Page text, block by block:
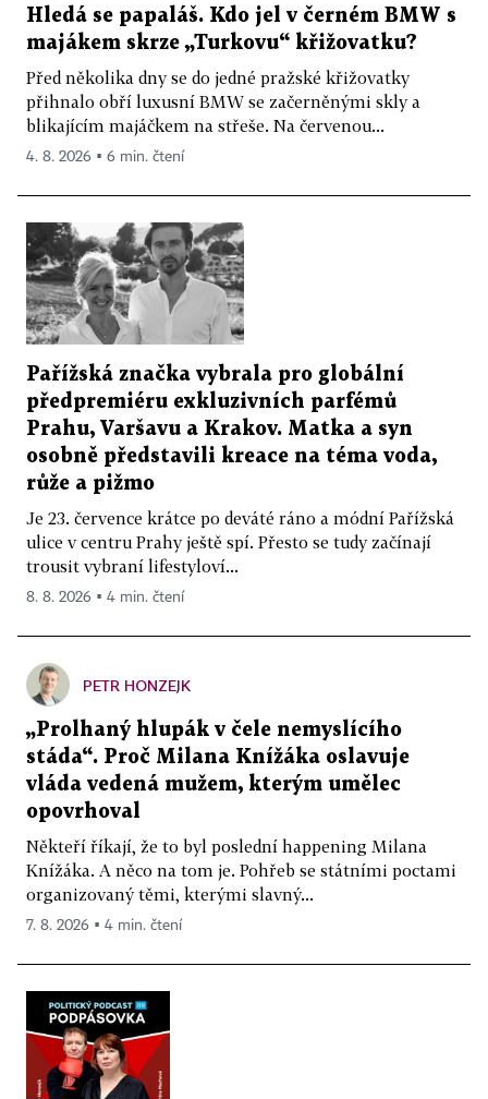
Hledá se papaláš. Kdo jel v černém BMW s
majákem skrze „Turkovu“ křižovatku?
Před několika dny se do jedné pražské křižovatky
přihnalo obří luxusní BMW se začerněnými skly a
blikajícím majáčkem na střeše. Na červenou...
4. 8. 2026 ▪ 6 min. čtení
Pařížská značka vybrala pro globální
předpremiéru exkluzivních parfémů
Prahu, Varšavu a Krakov. Matka a syn
osobně představili kreace na téma voda,
růže a pižmo
Je 23. července krátce po deváté ráno a módní Pařížská
ulice v centru Prahy ještě spí. Přesto se tudy začínají
trousit vybraní lifestyloví...
8. 8. 2026 ▪ 4 min. čtení
PETR HONZEJK
„Prolhaný hlupák v čele nemyslícího
stáda“. Proč Milana Knížáka oslavuje
vláda vedená mužem, kterým umělec
opovrhoval
Někteří říkají, že to byl poslední happening Milana
Knížáka. A něco na tom je. Pohřeb se státními poctami
organizovaný těmi, kterými slavný...
7. 8. 2026 ▪ 4 min. čtení